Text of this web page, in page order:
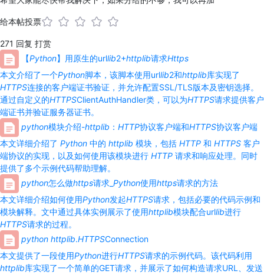
给本帖投票
271 回复 打赏
【Python】用原生的urllib2+httplib请求Https
本文介绍了一个Python脚本，该脚本使用urllib2和httplib库实现了
HTTPS连接的客户端证书验证，并允许配置SSL/TLS版本及密钥选择。
通过自定义的HTTPSClientAuthHandler类，可以为HTTPS请求提供客户
端证书并验证服务器证书。
python模块介绍-httplib ： HTTP协议客户端和HTTPS协议客户端
本文详细介绍了 Python 中的 httplib 模块，包括 HTTP 和 HTTPS 客户
端协议的实现，以及如何使用该模块进行 HTTP 请求和响应处理。同时
提供了多个示例代码帮助理解。
python怎么做https请求_ Python使用https请求的方法
本文详细介绍如何使用Python发起HTTPS请求，包括必要的代码示例和
模块解释。文中通过具体实例展示了使用httplib模块配合urllib进行
HTTPS请求的过程。
python httplib.HTTPSConnection
本文提供了一段使用Python进行HTTPS请求的示例代码。该代码利用
httplib库实现了一个简单的GET请求，并展示了如何构造请求URL、发送